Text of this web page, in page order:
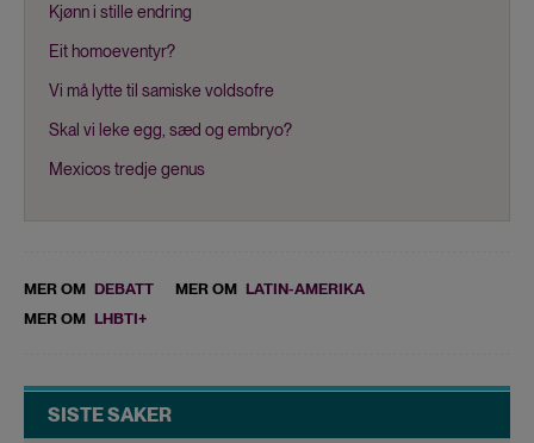
Kjønn i stille endring
Eit homoeventyr?
Vi må lytte til samiske voldsofre
Skal vi leke egg, sæd og embryo?
Mexicos tredje genus
MER OM DEBATT MER OM LATIN-AMERIKA
MER OM LHBTI+
SISTE SAKER